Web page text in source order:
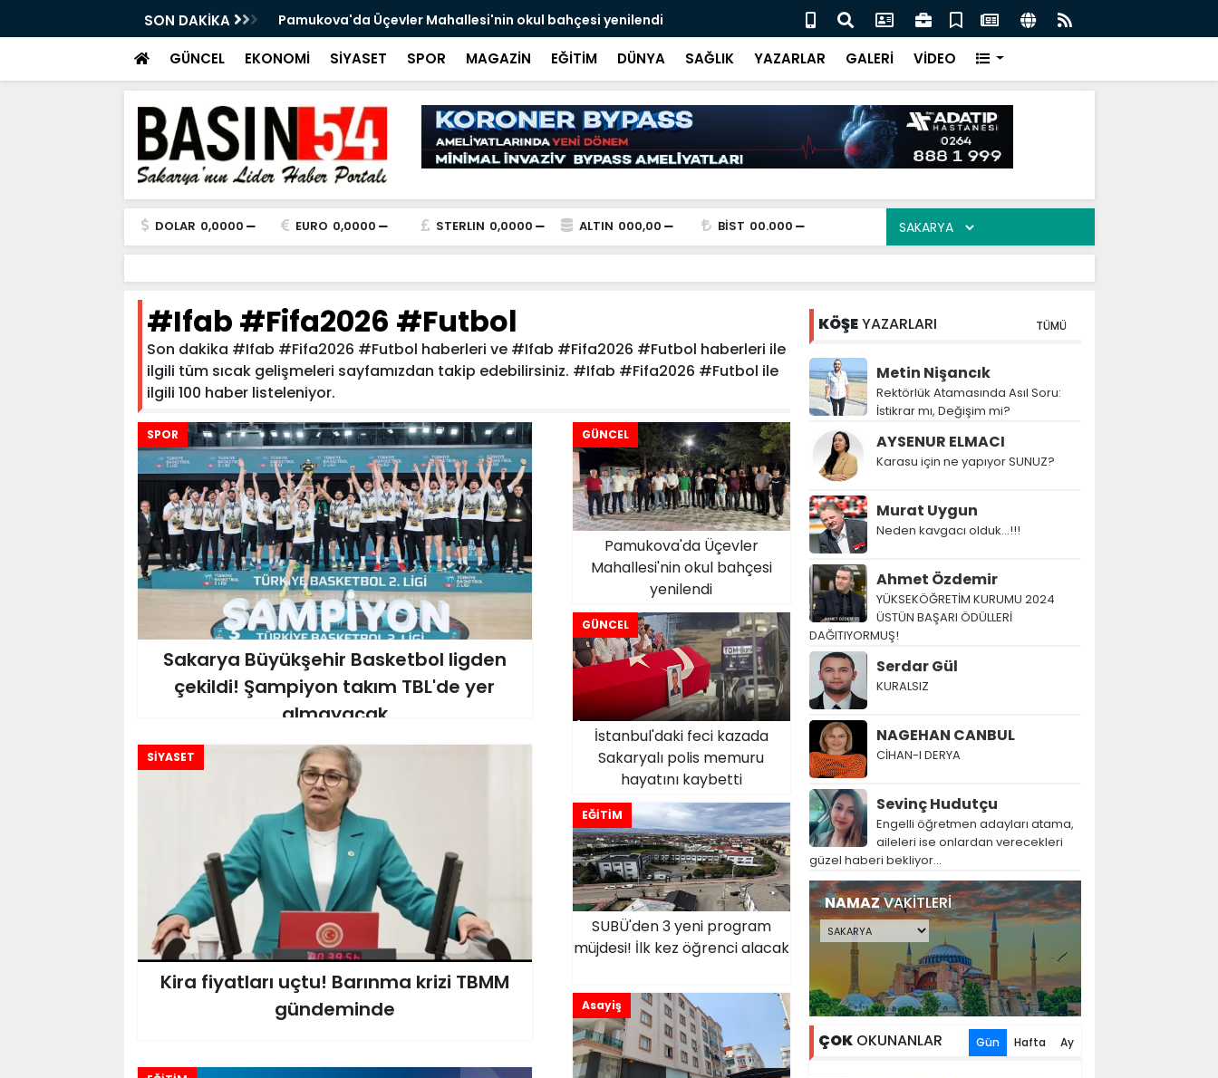
SON DAKİKA
ligden çekildi! Şampiyon takım TBL'de Pamukova'da Üçevler Mahallesi'nin okul bahçesi yenilendi İstanbul'daki feci kazada Sakaryalı polis memuru hayatını kaybetti
GÜNCEL EKONOMİ SİYASET SPOR MAGAZİN EĞİTİM DÜNYA SAĞLIK YAZARLAR GALERİ VİDEO
DOLAR 0,0000 EURO 0,0000 STERLIN 0,0000 ALTIN 000,00 BİST 00.000
#Ifab #Fifa2026 #Futbol
Son dakika #Ifab #Fifa2026 #Futbol haberleri ve #Ifab #Fifa2026 #Futbol haberleri ile
ilgili tüm sıcak gelişmeleri sayfamızdan takip edebilirsiniz. #Ifab #Fifa2026 #Futbol ile
ilgili 100 haber listeleniyor.
SPOR
Sakarya Büyükşehir Basketbol ligden
çekildi! Şampiyon takım TBL'de yer
almayacak
GÜNCEL
Pamukova'da Üçevler
Mahallesi'nin okul bahçesi
yenilendi
GÜNCEL
İstanbul'daki feci kazada
Sakaryalı polis memuru
hayatını kaybetti
SİYASET
Kira fiyatları uçtu! Barınma krizi TBMM
gündeminde
EĞİTİM
SUBÜ'den 3 yeni program
müjdesi! İlk kez öğrenci alacak
Asayiş
KÖŞEYAZARLARI TÜMÜ
Metin Nişancık
Rektörlük Atamasında Asıl Soru:
İstikrar mı, Değişim mi?
AYSENUR ELMACI
Karasu için ne yapıyor SUNUZ?
Murat Uygun
Neden kavgacı olduk…!!!
Ahmet Özdemir
YÜKSEKÖĞRETİM KURUMU 2024
ÜSTÜN BAŞARI ÖDÜLLERİ
DAĞITIYORMUŞ!
Serdar Gül
KURALSIZ
NAGEHAN CANBUL
CİHAN-I DERYA
Sevinç Hudutçu
Engelli öğretmen adayları atama,
aileleri ise onlardan verecekleri
güzel haberi bekliyor...
NAMAZVAKİTLERİ
ÇOKOKUNANLAR Gün Hafta Ay